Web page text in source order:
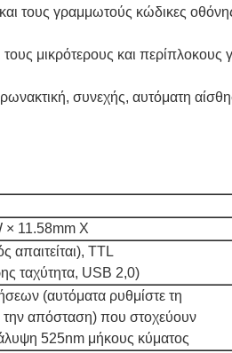
τους γραμμωτούς κώδικες
μικρότερους και
συνεχής, αυτόματη
× 11.58mm Χ
TTL
ταχύτητα, USB 2,0)
(αυτόματα ρυθμίστε τη
απόσταση) που στοχεύουν
525nm μήκους κύματος